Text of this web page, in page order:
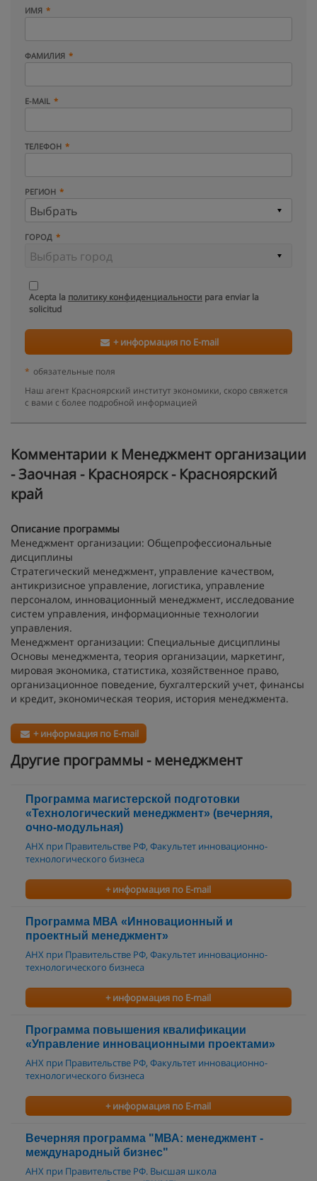
ИМЯ
ФАМИЛИЯ
E-MAIL
ТЕЛЕФОН
РЕГИОН
ГОРОД
Acepta la политику конфиденциальности para enviar la
solicitud
+ информация по E-mail
* обязательные поля
Наш агент Красноярский институт экономики, скоро свяжется
с вами с более подробной информацией
Kомментарии к Менеджмент организации
- Заочная - Красноярск - Красноярский
край
Описание программы
Менеджмент организации: Общепрофессиональные
дисциплины
Стратегический менеджмент, управление качеством,
антикризисное управление, логистика, управление
персоналом, инновационный менеджмент, исследование
систем управления, информационные технологии
управления.
Менеджмент организации: Специальные дисциплины
Основы менеджмента, теория организации, маркетинг,
мировая экономика, статистика, хозяйственное право,
организационное поведение, бухгалтерский учет, финансы
и кредит, экономическая теория, история менеджмента.
+ информация по E-mail
Другие программы - менеджмент
Программа магистерской подготовки
«Технологический менеджмент» (вечерняя,
очно-модульная)
АНХ при Правительстве РФ, Факультет инновационно-
технологического бизнеса
+ информация по E-mail
Программа МВА «Инновационный и
проектный менеджмент»
АНХ при Правительстве РФ, Факультет инновационно-
технологического бизнеса
+ информация по E-mail
Программа повышения квалификации
«Управление инновационными проектами»
АНХ при Правительстве РФ, Факультет инновационно-
технологического бизнеса
+ информация по E-mail
Вечерняя программа "МВА: менеджмент -
международный бизнес"
АНХ при Правительстве РФ. Высшая школа